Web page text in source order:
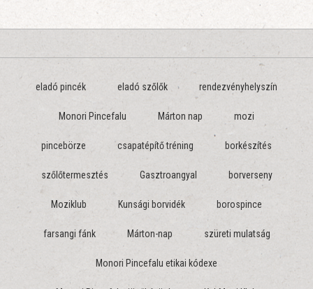
eladó pincék eladó szőlők rendezvényhelyszín
Monori Pincefalu Márton nap mozi
pincebörze csapatépítő tréning borkészítés
szőlőtermesztés Gasztroangyal borverseny
Moziklub Kunsági borvidék borospince
farsangi fánk Márton-nap szüreti mulatság
Monori Pincefalu etikai kódexe